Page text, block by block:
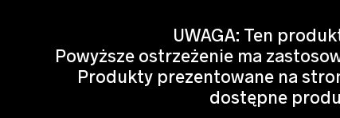
UWAGA: Ten
Powyższe ostrzeżenie ma
Produkty prezentowane na
dostępne